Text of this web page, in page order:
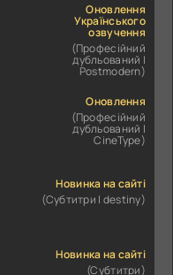
Оновлення
Українського
озвучення
(Професійний
дубльований |
Postmodern)
Оновлення
(Професійний
дубльований |
CineType)
Новинка на сайті
(Субтитри | destiny)
Новинка на сайті
(Субтитри)